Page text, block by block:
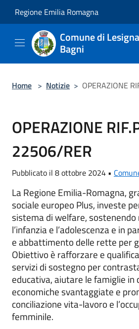
Regione Emilia Romagna
Comune di
Bagni
Home > Notizie > OPERAZIONE
OPERAZIONE
22506/RER
Pubblicato il 8 ottobre 2024 •
La Regione Emilia-Romagna,
sociale europeo Plus, investe
sistema di welfare,
l’infanzia e l’adolescenza e in
e abbattimento delle rette per
Obiettivo è rafforzare e
servizi di sostegno per
educativa, aiutare le famiglie in
economiche svantaggiate e
conciliazione vita-lavoro e
femminile.